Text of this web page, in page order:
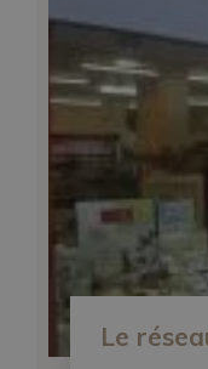
Le